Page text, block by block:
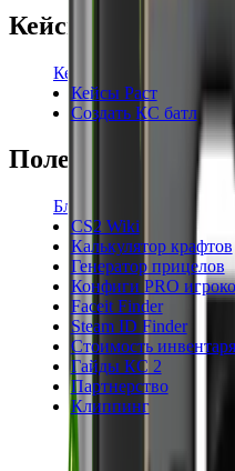
Кейсы
Кейсы КС2
Кейсы Раст
Создать КС батл
Полезное
Блог
CS2 Wiki
Калькулятор крафтов
Генератор прицелов
Конфиги PRO
Faceit Finder
Steam ID Finder
Стоимость
Гайды КС 2
Партнерство
Клиппинг